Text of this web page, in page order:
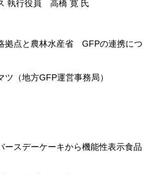
執行役員 高橋 寛 氏
拠点と農林水産省 GFPの連携につ
（地方GFP運営事務局）
スデーケーキから機能性表示食品